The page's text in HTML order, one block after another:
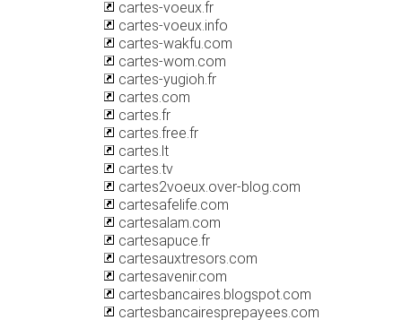
cartes-voeux.fr
cartes-voeux.info
cartes-wakfu.com
cartes-wom.com
cartes-yugioh.fr
cartes.com
cartes.fr
cartes.free.fr
cartes.lt
cartes.tv
cartes2voeux.over-blog.com
cartesafelife.com
cartesalam.com
cartesapuce.fr
cartesauxtresors.com
cartesavenir.com
cartesbancaires.blogspot.com
cartesbancairesprepayees.com